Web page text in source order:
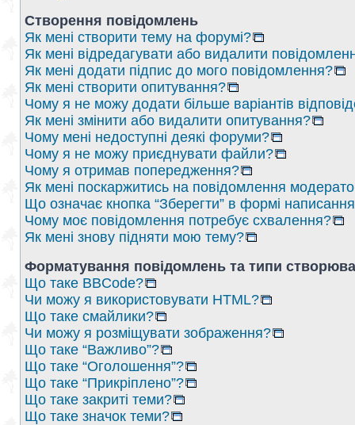
Створення повідомлень
Як мені створити тему на форумі?
Як мені відредагувати або видалити
Як мені додати підпис до мого повідомлення?
Як мені створити опитування?
Чому я не можу додати більше варіантів
Як мені змінити або видалити опитування?
Чому мені недоступні деякі форуми?
Чому я не можу приєднувати файли?
Чому я отримав попередження?
Як мені поскаржитись на повідомлення
Що означає кнопка “Зберегти” в формі
Чому моє повідомлення потребує схвалення?
Як мені знову підняти мою тему?
Форматування повідомлень та типи
Що таке BBCode?
Чи можу я використовувати HTML?
Що таке смайлики?
Чи можу я розміщувати зображення?
Що таке “Важливо”?
Що таке “Оголошення”?
Що таке “Прикріплено”?
Що таке закриті теми?
Що таке значок теми?